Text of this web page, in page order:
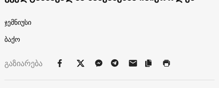
ჯემნიუსი
ბაქო
გაზიარება